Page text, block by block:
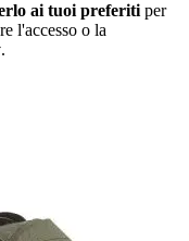
ai tuoi preferiti per
l'accesso o la
.